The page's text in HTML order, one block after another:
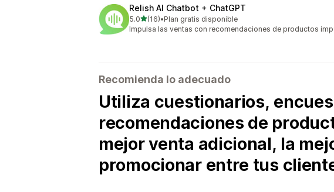
Relish AI Chatbot + ChatGPT
5.0de 5 estrellas
(16)
16 reseñas en total
•Plan gratis disponible
Impulsa las ventas con recomendaciones de productos
Recomienda lo adecuado
Utiliza cuestionarios,
recomendaciones de
mejor venta adicional, la
promocionar entre tus